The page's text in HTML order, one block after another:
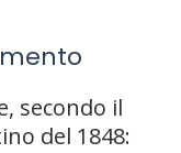
secondo il
del 1848: